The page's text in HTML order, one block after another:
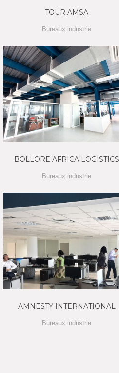
TOUR AMSA
Bureaux industrie
BOLLORE AFRICA LOGISTICS
Bureaux industrie
AMNESTY INTERNATIONAL
Bureaux industrie